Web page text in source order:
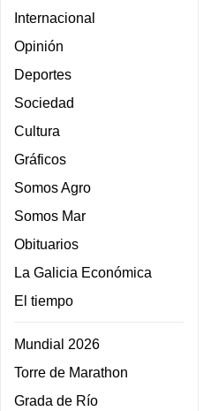
Internacional
Opinión
Deportes
Sociedad
Cultura
Gráficos
Somos Agro
Somos Mar
Obituarios
La Galicia Económica
El tiempo
Mundial 2026
Torre de Marathon
Grada de Río